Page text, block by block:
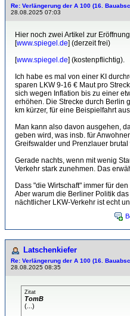
Re: Verlängerung der A 100 (16.
28.08.2025 07:03
Hier noch zwei Artikel zur
[www.spiegel.de] (derzeit frei)
[www.spiegel.de] (kostenpflichtig).
Ich habe es mal von einer KI
sparen LKW 9-16 € Maut pro
sich wegen Inflation bis zu einer
erhöhen. Die Strecke durch Berlin
km kürzer, für eine Beispielfahrt
Man kann also davon ausgehen,
geben wird, was insb. für
Greifswalder und Prenzlauer brutal
Gerade nachts, wenn mit wenig
Verkehr stark zunehmen. Das
Dass "die Wirtschaft" immer für
Aber warum die Berliner Politik
nächtlicher LKW-Verkehr ist echt
Latschenkiefer
Re: Verlängerung der A 100 (16.
28.08.2025 08:35
Zitat
TomB
(...)